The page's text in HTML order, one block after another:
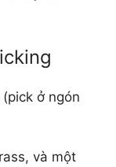
ở ngón
và một